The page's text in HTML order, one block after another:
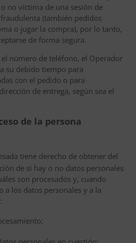
no víctima de una sesión de
(también pedidos
o jugar la compra), por lo tanto,
de forma segura.
número de teléfono, el Operador
su debido tiempo para
con el pedido o para
de entrega, según sea el
de la persona
tiene derecho de obtener del
de si hay o no datos personales
son procesados y, cuando
a los datos personales y a la